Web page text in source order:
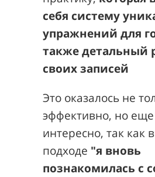
себя систему
упражнений для
также детальный
своих записей
Это оказалось не
эффективно, но
интересно, так как
подходе "я вновь
познакомилась с